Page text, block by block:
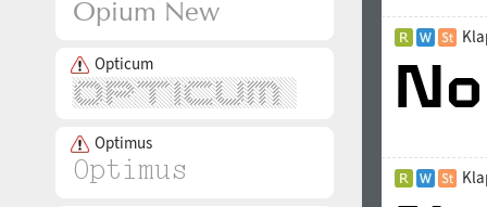
Opticum
Optimus